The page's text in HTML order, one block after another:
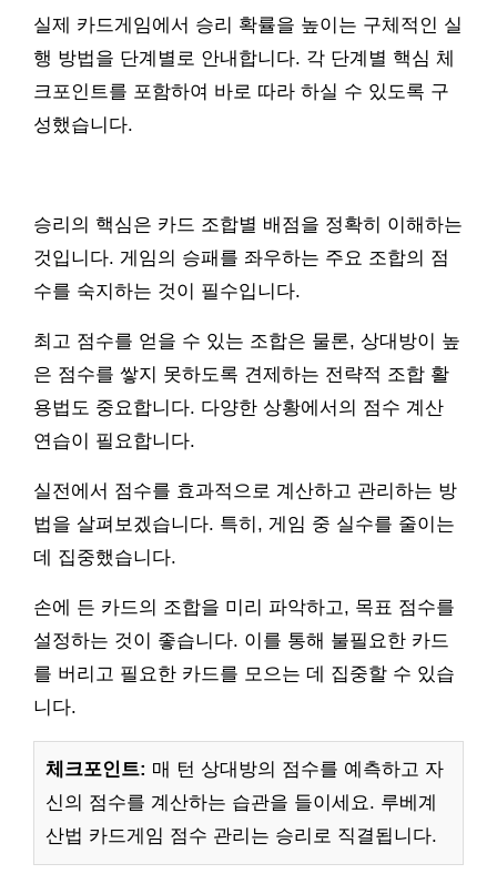
실제 카드게임에서 승리 확률을 높이는 구체적인 실
행 방법을 단계별로 안내합니다. 각 단계별 핵심 체
크포인트를 포함하여 바로 따라 하실 수 있도록 구
성했습니다.
승리의 핵심은 카드 조합별 배점을 정확히 이해하는
것입니다. 게임의 승패를 좌우하는 주요 조합의 점
수를 숙지하는 것이 필수입니다.
최고 점수를 얻을 수 있는 조합은 물론, 상대방이 높
은 점수를 쌓지 못하도록 견제하는 전략적 조합 활
용법도 중요합니다. 다양한 상황에서의 점수 계산
연습이 필요합니다.
실전에서 점수를 효과적으로 계산하고 관리하는 방
법을 살펴보겠습니다. 특히, 게임 중 실수를 줄이는
데 집중했습니다.
손에 든 카드의 조합을 미리 파악하고, 목표 점수를
설정하는 것이 좋습니다. 이를 통해 불필요한 카드
를 버리고 필요한 카드를 모으는 데 집중할 수 있습
니다.
체크포인트: 매 턴 상대방의 점수를 예측하고 자
신의 점수를 계산하는 습관을 들이세요. 루베계
산법 카드게임 점수 관리는 승리로 직결됩니다.